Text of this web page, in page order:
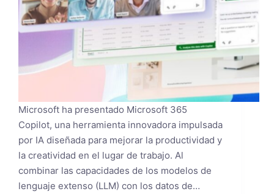
Microsoft ha presentado Microsoft 365
Copilot, una herramienta innovadora impulsada
por IA diseñada para mejorar la productividad y
la creatividad en el lugar de trabajo. Al
combinar las capacidades de los modelos de
lenguaje extenso (LLM) con los datos de…